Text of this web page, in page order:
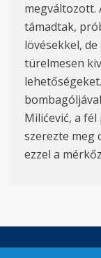
megváltozott.
támadtak,
lövésekkel,
türelmesen
Milićević, a
szerezte meg
ezzel a